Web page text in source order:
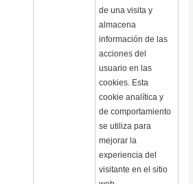
de una visita y
almacena
información de las
acciones del
usuario en las
cookies. Esta
cookie analítica y
de comportamiento
se utiliza para
mejorar la
experiencia del
visitante en el sitio